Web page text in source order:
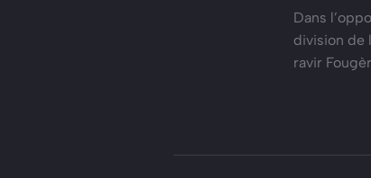
Dans
division de
ravir